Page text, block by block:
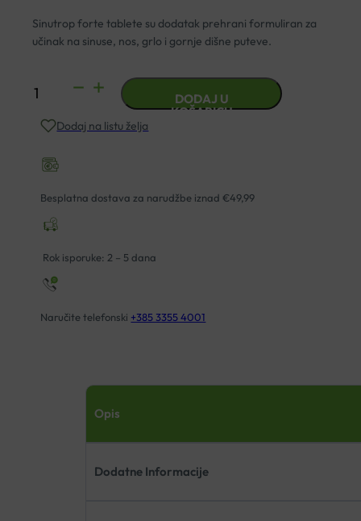
Sinutrop forte tablete su dodatak prehrani formuliran za
učinak na sinuse, nos, grlo i gornje dišne puteve.
SINUTROP
TABLETE
količina
DODAJ U
KOŠARICU
Dodaj na listu želja
Besplatna dostava za narudžbe iznad €49,99
Rok isporuke: 2 – 5 dana
Naručite telefonski +385 3355 4001
Opis
Dodatne Informacije